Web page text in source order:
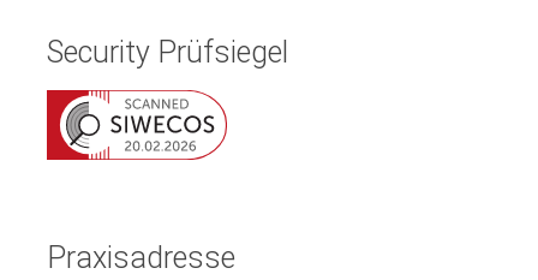
Security Prüfsiegel
Praxisadresse